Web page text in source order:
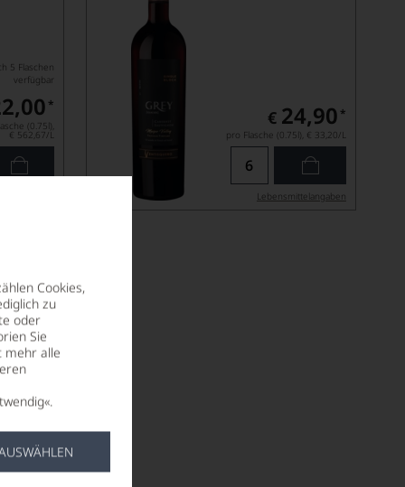
Cookies,
zu
oder
Sie
mehr alle
5 Flaschen
verfügbar
*
(0.75l),
€ 562,67/L
€ 24,90 *
pro Flasche (0.75l), € 33,20/L
Lebensmittel­angaben